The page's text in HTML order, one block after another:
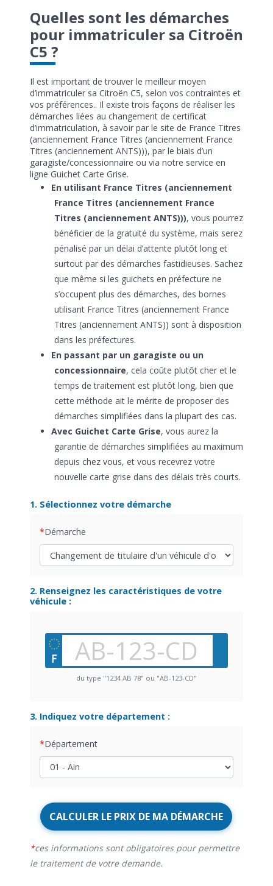
Quelles sont les démarches
pour immatriculer sa Citroën
C5 ?
Il est important de trouver le meilleur moyen
d’immatriculer sa Citroën C5, selon vos contraintes et
vos préférences.. Il existe trois façons de réaliser les
démarches liées au changement de certificat
d’immatriculation, à savoir par le site de France Titres
(anciennement France Titres (anciennement France
Titres (anciennement ANTS))), par le biais d’un
garagiste/concessionnaire ou via notre service en
ligne Guichet Carte Grise.
En utilisant France Titres (anciennement
France Titres (anciennement France
Titres (anciennement ANTS))), vous pourrez
bénéficier de la gratuité du système, mais serez
pénalisé par un délai d’attente plutôt long et
surtout par des démarches fastidieuses. Sachez
que même si les guichets en préfecture ne
s’occupent plus des démarches, des bornes
utilisant France Titres (anciennement France
Titres (anciennement ANTS)) sont à disposition
dans les préfectures.
En passant par un garagiste ou un
concessionnaire, cela coûte plutôt cher et le
temps de traitement est plutôt long, bien que
cette méthode ait le mérite de proposer des
démarches simplifiées dans la plupart des cas.
Avec Guichet Carte Grise, vous aurez la
garantie de démarches simplifiées au maximum
depuis chez vous, et vous recevrez votre
nouvelle carte grise dans des délais très courts.
1. Sélectionnez votre démarche
Démarche
2. Renseignez les caractéristiques de votre
véhicule :
du type "1234 AB 78" ou "AB-123-CD"
3. Indiquez votre département :
Département
CALCULER LE PRIX DE MA DÉMARCHE
ces informations sont obligatoires pour permettre
le traitement de votre demande.